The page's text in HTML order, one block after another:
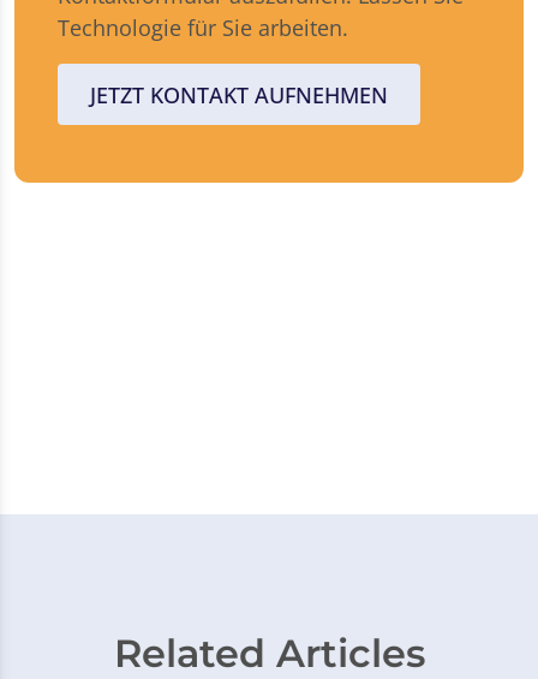
Technologie für Sie arbeiten.
JETZT KONTAKT AUFNEHMEN
Related Articles